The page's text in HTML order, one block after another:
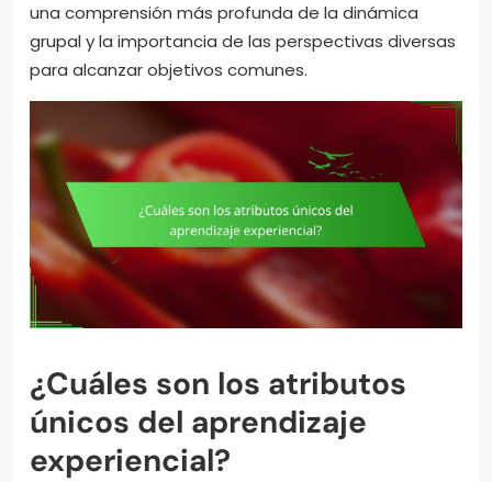
una comprensión más profunda de la dinámica
grupal y la importancia de las perspectivas diversas
para alcanzar objetivos comunes.
¿Cuáles son los atributos
únicos del aprendizaje
experiencial?